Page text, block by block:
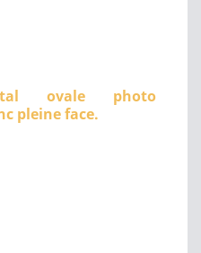
ovale photo
pleine face.